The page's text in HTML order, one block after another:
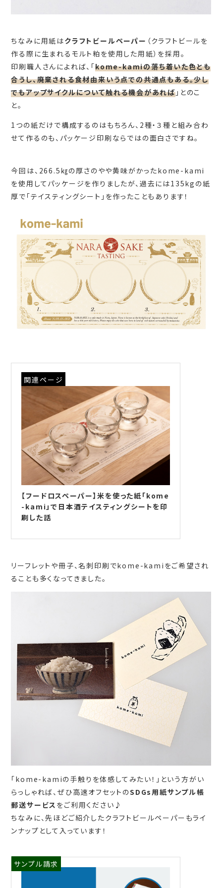
ちなみに用紙はクラフトビールペーパー （クラフトビールを
作る際に生まれるモルト粕を使用した用紙）を採用。
印刷職人さんによれば、「kome-kamiの落ち着いた色とも
合うし、廃棄される食材由来いう点での共通点もある。少し
でもアップサイクルについて触れる機会があれば 」とのこ
と。
1つの紙だけで構成するのはもちろん、2種・３種と組み合わ
せて作るのも、パッケージ印刷ならではの面白さですね。
今回は、266.5㎏の厚さのやや黄味がかったkome-kami
を使用してパッケージを作りましたが、過去には135kgの紙
厚で「テイスティングシート」を作ったこともあります！
関連ページ
【フードロスペーパー】米を使った紙「kome
-kami」で日本酒テイスティングシートを印
刷した話
リーフレットや冊子、名刺印刷でkome-kamiをご希望され
ることも多くなってきました。
「kome-kamiの手触りを体感してみたい！」という方がい
らっしゃれば、ぜひ高速オフセットのSDGs用紙サンプル帳
郵送サービス をご利用ください♪
ちなみに、先ほどご紹介したクラフトビールペーパーもライ
ンナップとして入っています！
サンプル請求